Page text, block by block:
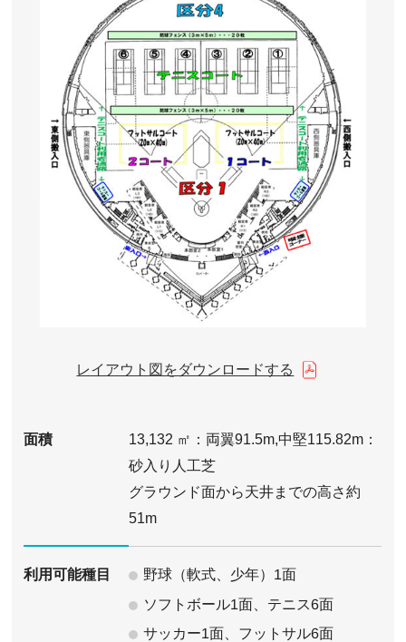
レイアウト図をダウンロードする
面積
13,132 ㎡：両翼91.5m,中堅115.82m：
砂入り人工芝
グラウンド面から天井までの高さ約
51m
利用可能種目 野球（軟式、少年）1面
ソフトボール1面、テニス6面
サッカー1面、フットサル6面